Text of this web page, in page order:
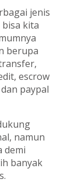
jenis
kita
berupa
escrow
paypal
namun
demi
banyak